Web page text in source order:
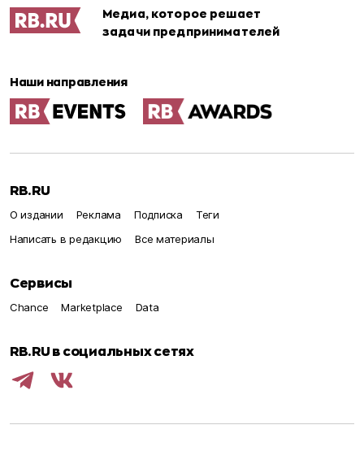
Медиа, которое решает
задачи предпринимателей
Наши направления
RB.RU
О издании Реклама Подписка
Теги
Написать в редакцию
Все материалы
Сервисы
Chance Marketplace Data
RB.RU в социальных сетях